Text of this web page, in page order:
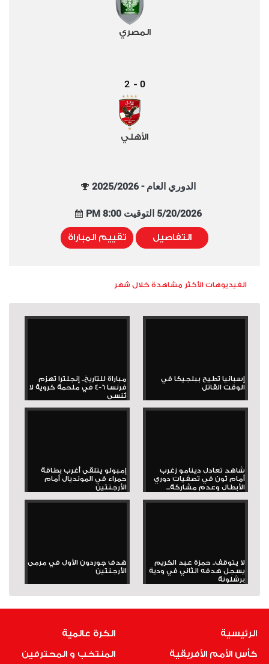
المصري
0
-
2
الأهلي
الدوري العام - 2025/2026
5/20/2026 التوقيت 8:00 PM
التفاصيل تقييم المباراة
الفيديوهات الأكثر مشاهدة خلال شهر
إسبانيا تطيح ببلجيكا في
الوقت القاتل
مباراة للتاريخ.. إنجلترا تهزم
فرنسا 6-4 في ملحمة كروية لا
تُنسى
شاهد تعادل دينامو زغرب
أمام ثون في تصفيات دوري
الأبطال وعدم مشاركة...
إمبولو يتلقى أغرب بطاقة
حمراء في المونديال أمام
الأرجنتين
لا يتوقف.. حمزة عبد الكريم
يسجل هدفه الثاني في ودية
برشلونة
هدف جوردون الأول في مرمى
الأرجنتين
الرئيسية
كأس الأمم الأفريقية
الكرة عالمية
المنتخب و المحترفين